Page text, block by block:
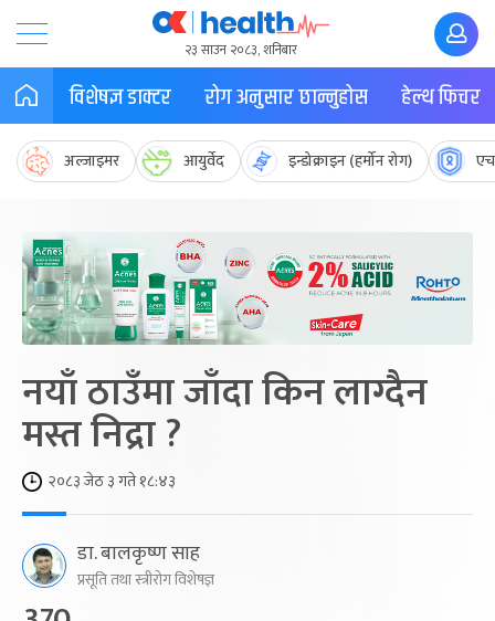
२३ साउन २०८३, शनिबार
विशेषज्ञ डाक्टर रोग अनुसार छान्नुहोस हेल्थ फिचर
अल्जाइमर आयुर्वेद इन्डोक्राइन (हर्मोन रोग)
नयाँ ठाउँमा जाँदा किन लाग्दैन
मस्त निद्रा ?
२०८३ जेठ ३ गते १८:४३
डा. बालकृष्ण साह
प्रसूति तथा स्त्रीरोग विशेषज्ञ